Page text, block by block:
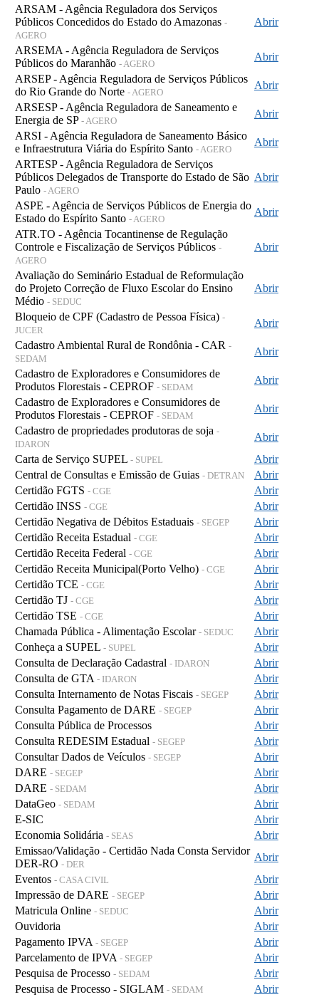
ARSAM - Agência Reguladora dos Serviços
Públicos Concedidos do Estado do Amazonas -
AGERO
Abrir
ARSEMA - Agência Reguladora de Serviços
Públicos do Maranhão - AGERO
Abrir
ARSEP - Agência Reguladora de Serviços Públicos
do Rio Grande do Norte - AGERO
Abrir
ARSESP - Agência Reguladora de Saneamento e
Energia de SP - AGERO
Abrir
ARSI - Agência Reguladora de Saneamento Básico
e Infraestrutura Viária do Espírito Santo - AGERO
Abrir
ARTESP - Agência Reguladora de Serviços
Públicos Delegados de Transporte do Estado de São
Paulo - AGERO
Abrir
ASPE - Agência de Serviços Públicos de Energia do
Estado do Espírito Santo - AGERO
Abrir
ATR.TO - Agência Tocantinense de Regulação
Controle e Fiscalização de Serviços Públicos -
AGERO
Abrir
Avaliação do Seminário Estadual de Reformulação
do Projeto Correção de Fluxo Escolar do Ensino
Médio - SEDUC
Abrir
Bloqueio de CPF (Cadastro de Pessoa Física) -
JUCER
Abrir
Cadastro Ambiental Rural de Rondônia - CAR -
SEDAM
Abrir
Cadastro de Exploradores e Consumidores de
Produtos Florestais - CEPROF - SEDAM
Abrir
Cadastro de Exploradores e Consumidores de
Produtos Florestais - CEPROF - SEDAM
Abrir
Cadastro de propriedades produtoras de soja -
IDARON
Abrir
Carta de Serviço SUPEL - SUPEL
Abrir
Central de Consultas e Emissão de Guias - DETRAN
Abrir
Certidão FGTS - CGE
Abrir
Certidão INSS - CGE
Abrir
Certidão Negativa de Débitos Estaduais - SEGEP
Abrir
Certidão Receita Estadual - CGE
Abrir
Certidão Receita Federal - CGE
Abrir
Certidão Receita Municipal(Porto Velho) - CGE
Abrir
Certidão TCE - CGE
Abrir
Certidão TJ - CGE
Abrir
Certidão TSE - CGE
Abrir
Chamada Pública - Alimentação Escolar - SEDUC
Abrir
Conheça a SUPEL - SUPEL
Abrir
Consulta de Declaração Cadastral - IDARON
Abrir
Consulta de GTA - IDARON
Abrir
Consulta Internamento de Notas Fiscais - SEGEP
Abrir
Consulta Pagamento de DARE - SEGEP
Abrir
Consulta Pública de Processos
Abrir
Consulta REDESIM Estadual - SEGEP
Abrir
Consultar Dados de Veículos - SEGEP
Abrir
DARE - SEGEP
Abrir
DARE - SEDAM
Abrir
DataGeo - SEDAM
Abrir
E-SIC
Abrir
Economia Solidária - SEAS
Abrir
Emissao/Validação - Certidão Nada Consta Servidor
DER-RO - DER
Abrir
Eventos - CASA CIVIL
Abrir
Impressão de DARE - SEGEP
Abrir
Matricula Online - SEDUC
Abrir
Ouvidoria
Abrir
Pagamento IPVA - SEGEP
Abrir
Parcelamento de IPVA - SEGEP
Abrir
Pesquisa de Processo - SEDAM
Abrir
Pesquisa de Processo - SIGLAM - SEDAM
Abrir